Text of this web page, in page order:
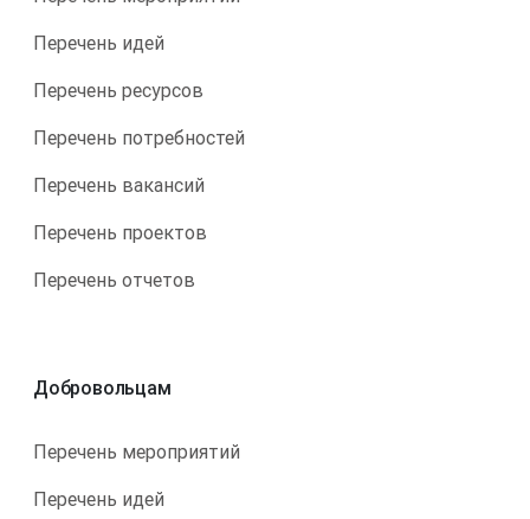
Перечень идей
Перечень ресурсов
Перечень потребностей
Перечень вакансий
Перечень проектов
Перечень отчетов
Добровольцам
Перечень мероприятий
Перечень идей